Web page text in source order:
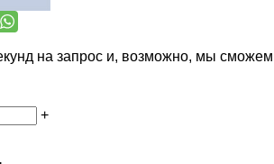
на запрос и, возможно, мы
+